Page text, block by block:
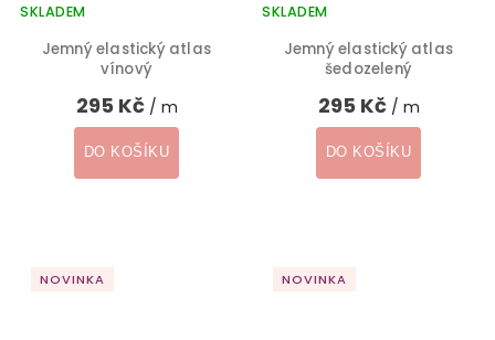
Jemný elastický atlas
vínový
SKLADEM
295 Kč / m
DO KOŠÍKU
Jemný elastický atlas
šedozelený
SKLADEM
295 Kč / m
DO KOŠÍKU
NOVINKA NOVINKA